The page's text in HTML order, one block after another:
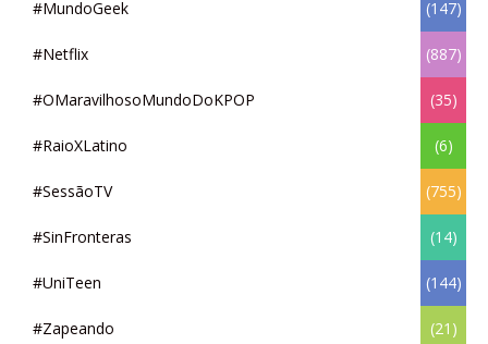
#MundoGeek (147)
#Netflix (887)
#OMaravilhosoMundoDoKPOP (35)
#RaioXLatino (6)
#SessãoTV (755)
#SinFronteras (14)
#UniTeen (144)
#Zapeando (21)